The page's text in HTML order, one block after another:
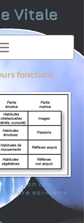
Vitale
fonctions
des
contre soi-même